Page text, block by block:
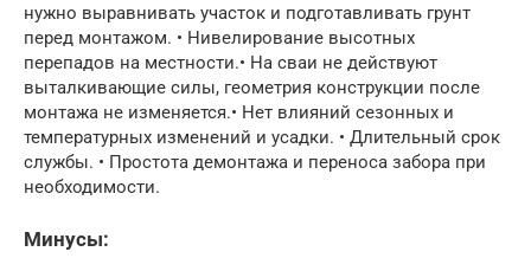
нужно выравнивать участок и подготавливать грунт
перед монтажом. • Нивелирование высотных
перепадов на местности.• На сваи не действуют
выталкивающие силы, геометрия конструкции после
монтажа не изменяется.• Нет влияний сезонных и
температурных изменений и усадки. • Длительный срок
службы. • Простота демонтажа и переноса забора при
необходимости.
Минусы: